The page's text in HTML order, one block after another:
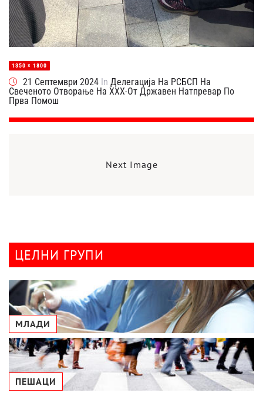
1350 × 1800
21 Септември 2024 In Делегација На РСБСП На
Свеченото Отворање На ХХХ-От Државен Натпревар По
Прва Помош
Next Image
ЦЕЛНИ ГРУПИ
МЛАДИ
ПЕШАЦИ